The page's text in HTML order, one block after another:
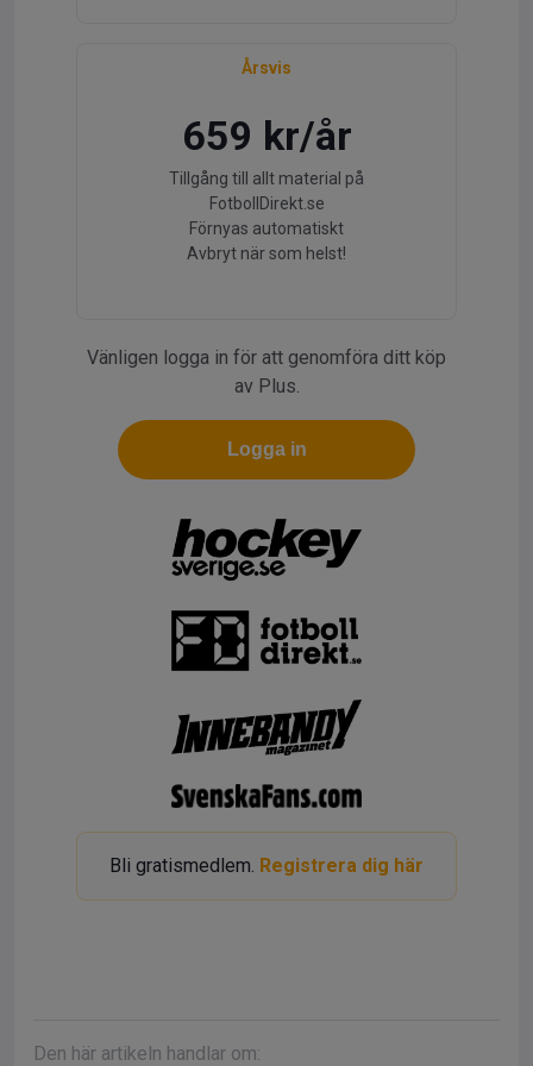
Årsvis
659 kr/år
Tillgång till allt material på
FotbollDirekt.se
Förnyas automatiskt
Avbryt när som helst!
Vänligen logga in för att genomföra ditt köp
av Plus.
Logga in
Bli gratismedlem. Registrera dig här
Den här artikeln handlar om: